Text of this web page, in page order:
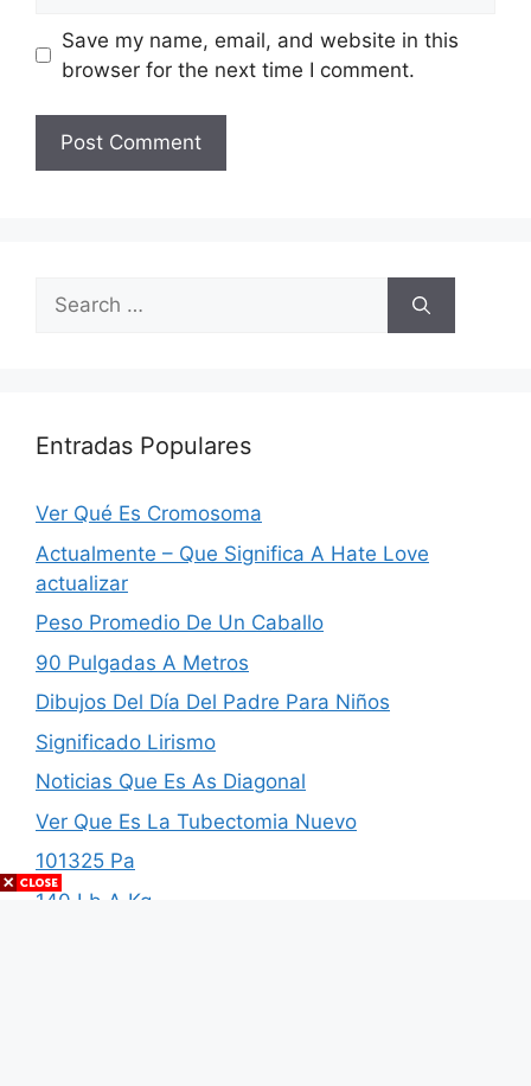
Save my name, email, and website in this
browser for the next time I comment.
Search
for:
Entradas Populares
Ver Qué Es Cromosoma
Actualmente – Que Significa A Hate Love
actualizar
Peso Promedio De Un Caballo
90 Pulgadas A Metros
Dibujos Del Día Del Padre Para Niños
Significado Lirismo
Noticias Que Es As Diagonal
Ver Que Es La Tubectomia Nuevo
101325 Pa
140 Lb A Kg